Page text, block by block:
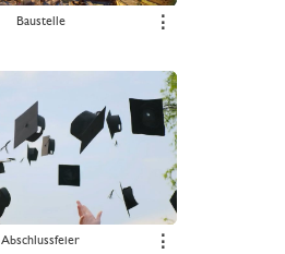
Baustelle ⋮
Abschlussfeier ⋮